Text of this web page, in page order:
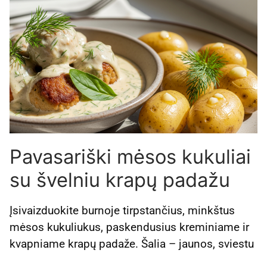
Pavasariški mėsos kukuliai
su švelniu krapų padažu
Įsivaizduokite burnoje tirpstančius, minkštus
mėsos kukuliukus, paskendusius kreminiame ir
kvapniame krapų padaže. Šalia – jaunos, sviestu